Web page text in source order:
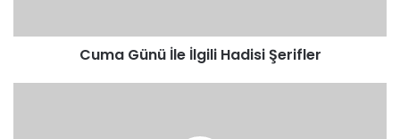
Cuma Günü İle İlgili Hadisi Şerifler